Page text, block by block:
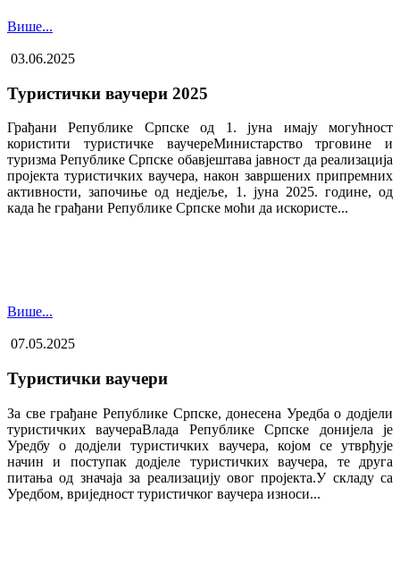
Више...
03.06.2025
Туристички ваучери 2025
Грађани Републике Српске од 1. јуна имају могућност
користити туристичке ваучере​Министарство трговине и
туризма Републике Српске обавјештава јавност да реализација
пројекта туристичких ваучера, након завршених припремних
активности, започиње од недјеље, 1. јуна 2025. године, од
када ће грађани Републике Српске моћи да искористе...
Више...
07.05.2025
Туристички ваучери
За све грађане Републике Српске, донесена Уредба о додјели
туристичких ваучера​Влада Републике Српске донијела је
Уредбу о додјели туристичких ваучера, којом се утврђује
начин и поступак додјеле туристичких ваучера, те друга
питања од значаја за реализацију овог пројекта.У складу са
Уредбом, вриједност туристичког ваучера износи...